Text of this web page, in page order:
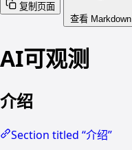
复制页面
查看 Markdown
AI可观测
介绍
Section titled “介绍”